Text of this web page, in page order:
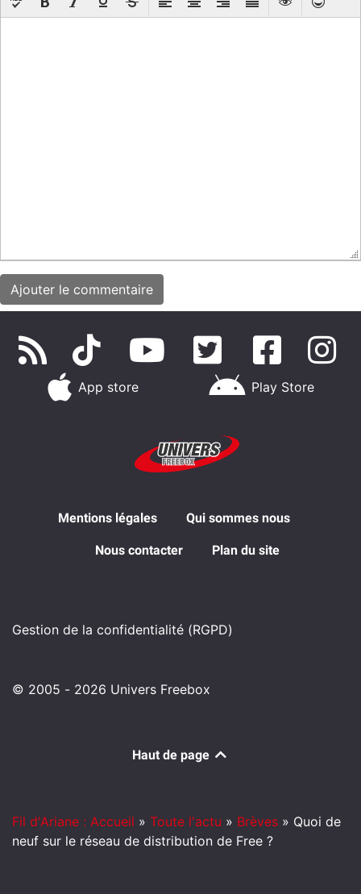
App store Play Store
Mentions légales Qui sommes nous
Nous contacter Plan du site
Gestion de la confidentialité (RGPD)
© 2005 - 2026 Univers Freebox
Haut de page
Fil d'Ariane : Accueil » Toute l'actu » Brèves » Quoi de
neuf sur le réseau de distribution de Free ?